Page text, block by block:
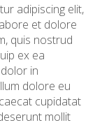
adipiscing elit,
et dolore
quis nostrud
ex ea
in
dolore eu
cupidatat
mollit